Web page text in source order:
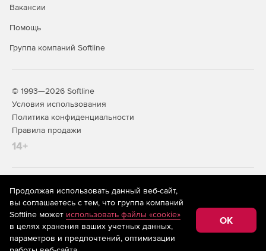
устройства.
Вакансии
Помощь
Группа компаний Softline
© 1993—2026 Softline
Условия использования
Политика конфиденциальности
Правила продажи
14+
На информационном ресурсе store.softline.ru применяются
рекомендательные технологии
(информационные технологии
предоставления информации на основе сбора,
систематизации и анализа сведений, относящихся к
предпочтениям пользователей сети «Интернет»,
находящихся на территории Российской Федерации)
Продолжая использовать данный веб-сайт,
вы соглашаетесь с тем, что группа компаний
Softline может использовать файлы «cookie»
в целях хранения ваших учетных данных,
параметров и предпочтений, оптимизации
OK